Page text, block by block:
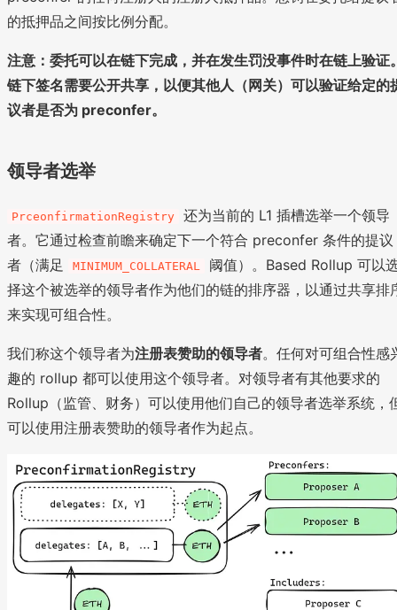
的抵押品之间按比例分配。
注意：委托可以在链下完成，并在发生罚没事件时在链上验证
链下签名需要公开共享，以便其他人（网关）可以验证给定的
议者是否为 preconfer。
领导者选举
PrceonfirmationRegistry
还为当前的 L1 插槽选举一个领导
者。它通过检查前瞻来确定下一个符合 preconfer 条件的提议
者（满足
MINIMUM_COLLATERAL
阈值）。Based Rollup 可以
择这个被选举的领导者作为他们的链的排序器，以通过共享排
来实现可组合性。
我们称这个领导者为注册表赞助的领导者。任何对可组合性感
趣的 rollup 都可以使用这个领导者。对领导者有其他要求的
Rollup（监管、财务）可以使用他们自己的领导者选举系统，
可以使用注册表赞助的领导者作为起点。